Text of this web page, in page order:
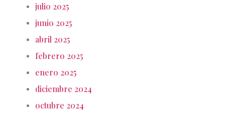
julio 2025
junio 2025
abril 2025
febrero 2025
enero 2025
diciembre 2024
octubre 2024